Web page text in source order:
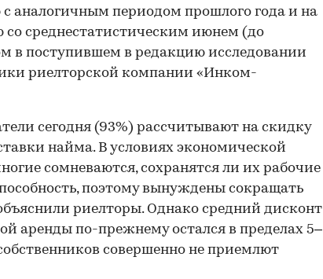
с аналогичным периодом прошлого года и на
со среднестатистическим июнем (до
в поступившем в редакцию исследовании
риелторской компании «Инком-
сегодня (93%) рассчитывают на скидку
найма. В условиях экономической
сомневаются, сохранятся ли их рабочие
поэтому вынуждены сокращать
риелторы. Однако средний дисконт
аренды по-прежнему остался в пределах 5–
совершенно не приемлют